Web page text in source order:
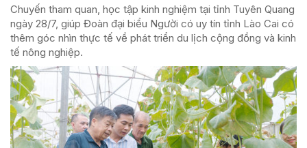
Chuyến tham quan, học tập kinh nghiệm tại tỉnh Tuyên Quang
ngày 28/7, giúp Đoàn đại biểu Người có uy tín tỉnh Lào Cai có
thêm góc nhìn thực tế về phát triển du lịch cộng đồng và kinh
tế nông nghiệp.